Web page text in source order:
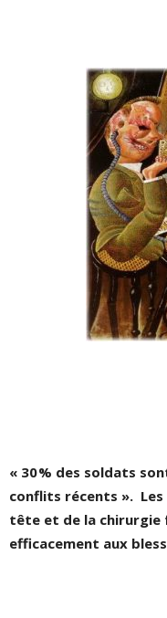
« 30 % des soldats
conflits récents ».
tête et de la chirurgie
efficacement aux